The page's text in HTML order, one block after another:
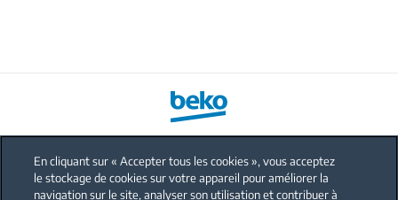
FAQ
En cliquant sur « Accepter tous les cookies », vous acceptez
le stockage de cookies sur votre appareil pour améliorer la
navigation sur le site, analyser son utilisation et contribuer à